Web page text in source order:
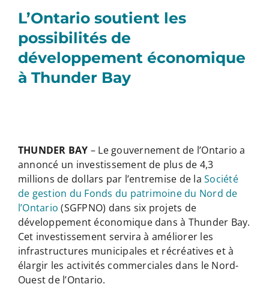
L’Ontario soutient les
possibilités de
développement économique
à Thunder Bay
THUNDER BAY – Le gouvernement de l’Ontario a
annoncé un investissement de plus de 4,3
millions de dollars par l’entremise de laSociété
de gestion du Fonds du patrimoine du Nord de
l’Ontario (SGFPNO) dans six projets de
développement économique dans à Thunder Bay.
Cet investissement servira à améliorer les
infrastructures municipales et récréatives et à
élargir les activités commerciales dans le Nord-
Ouest de l’Ontario.